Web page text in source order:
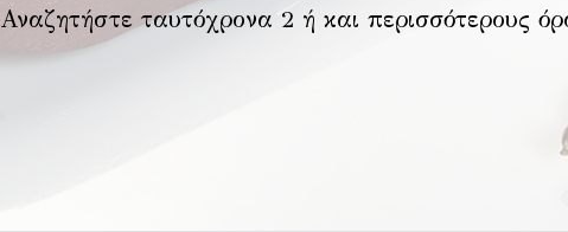
Αναζητήστε ταυτόχρονα 2 ή και περισσότερους